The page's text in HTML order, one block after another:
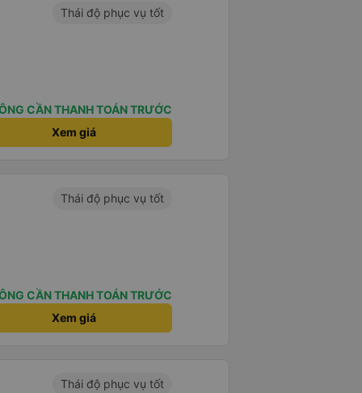
Thái độ phục vụ tốt
CẦN THANH TOÁN TRƯỚC
Xem giá
Thái độ phục vụ tốt
CẦN THANH TOÁN TRƯỚC
Xem giá
Thái độ phục vụ tốt